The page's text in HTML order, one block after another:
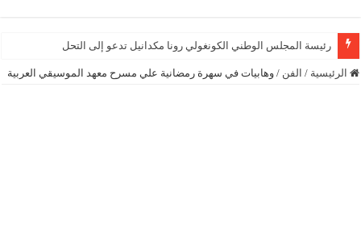
رئيسة المجلس الوطني الكونغولي رونا مكدانيل تدعو إلى التحلي بالصبر حتى يم
الرئيسية / الفن / وهابيات في سهرة رمضانية علي مسرح معهد الموسيقي العربية